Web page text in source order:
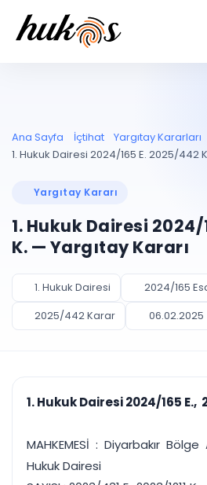
Entegrasyonu
UYAP ile otomatik
UYAP Evrak
Entegrasyonu
UETS Entegrasyonu
Tebligatları anında
görün
PLANLAMA & TAKİP
Pano ve Takip
Duruşma ve görev
takvimi
Bildirim
Süreleri asla kaçırmayın
Blog
Ücretsiz Başlayın
Ana Sayfa İçtihat
Yargıtay Kararları
1. Hukuk Dairesi 2024/165 E. 2025/442
Yargıtay Kararı
1. Hukuk Dairesi
K. — Yargıtay Kararı
1. Hukuk Dairesi
2024/165
2025/442 Karar
06.02.2025
1. Hukuk Dairesi 2024/165 E.,
MAHKEMESİ : Diyarbakır
Hukuk Dairesi